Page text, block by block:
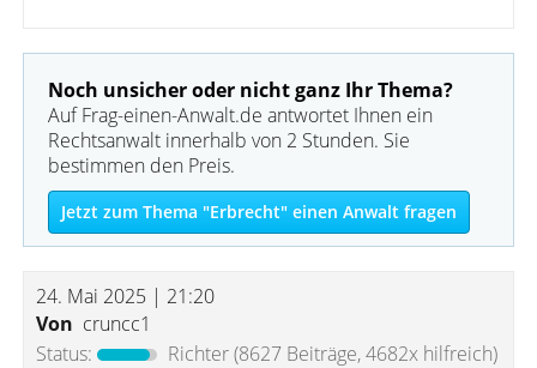
Noch unsicher oder nicht ganz Ihr Thema?
Auf Frag-einen-Anwalt.de antwortet Ihnen ein
Rechtsanwalt innerhalb von 2 Stunden. Sie
bestimmen den Preis.
Jetzt zum Thema "Erbrecht" einen Anwalt fragen
24. Mai 2025 | 21:20
Von cruncc1
Status:
Richter(8627 Beiträge, 4682x hilfreich)